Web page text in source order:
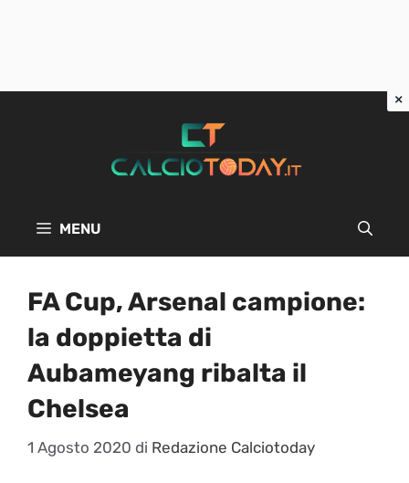
MENU
FA Cup, Arsenal campione:
la doppietta di
Aubameyang ribalta il
Chelsea
1 Agosto 2020 di Redazione Calciotoday